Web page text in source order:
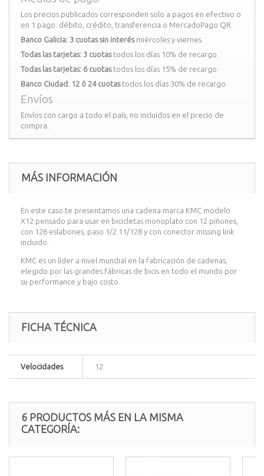
Los precios publicados corresponden solo a pagos en efectivo o
en 1 pago: débito, crédito, transferencia o MercadoPago QR.
Banco Galicia: 3 cuotas sin interésmiércoles y viernes.
Todas las tarjetas: 3 cuotastodos los días 10% de recargo.
Todas las tarjetas: 6 cuotastodos los días 15% de recargo.
Banco Ciudad: 12 ó 24 cuotastodos los días 30% de recargo.
Envíos
Envíos con cargo a todo el país, no incluidos en el precio de
compra.
MÁS INFORMACIÓN
En este caso te presentamos una cadena marca KMC modelo
X12 pensado para usar en bicicletas monoplato con 12 piñones,
con 126 eslabones, paso 1/2 11/128 y con conector missing link
incluido.
KMC es un líder a nivel mundial en la fabricación de cadenas,
elegido por las grandes fábricas de bicis en todo el mundo por
su performance y bajo costo.
FICHA TÉCNICA
Velocidades 12
6 PRODUCTOS MÁS EN LA MISMA
CATEGORÍA: